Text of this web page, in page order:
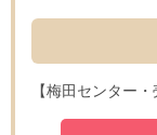
【梅田センター